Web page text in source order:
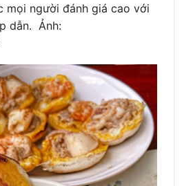
mọi người đánh giá cao với
dẫn. Ảnh: